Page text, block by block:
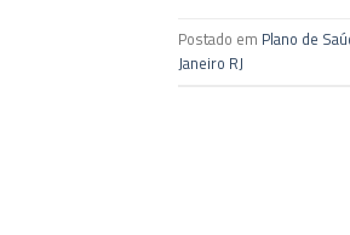
Postado em Plano de
Janeiro RJ